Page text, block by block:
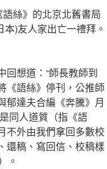
絲》的北京北舊書局
)友人家出亡一禮拜。
回想道：“師長教師到
《語絲》停刊，公推師
郁達夫合編《奔騰》月
同人道質（指《語
不外由我們拿回多數校
還稿、寫回信、校稿樣
。